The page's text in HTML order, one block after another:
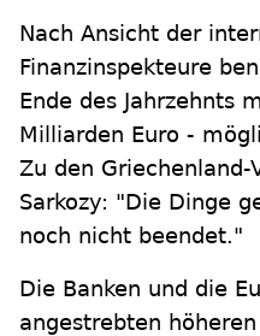
Nach Ansicht der
Finanzinspekteure
Ende des Jahrzehnts
Milliarden Euro -
Zu den
Sarkozy: "Die Dinge
noch nicht beendet."
Die Banken und die
angestrebten